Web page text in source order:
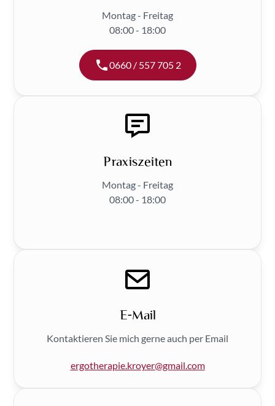
Montag - Freitag
08:00 - 18:00
0660 / 557 705 2
Praxiszeiten
Montag - Freitag
08:00 - 18:00
E-Mail
Kontaktieren Sie mich gerne auch per Email
ergotherapie.kroyer@gmail.com